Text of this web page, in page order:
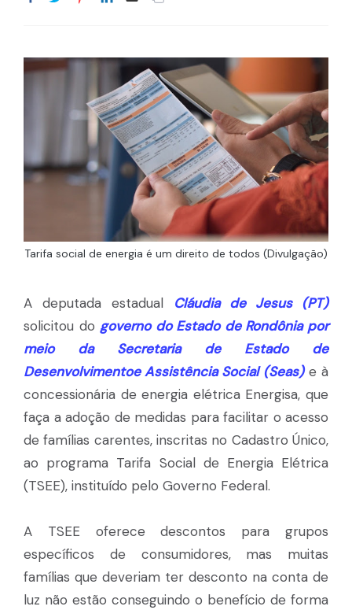
Tarifa social de energia é um direito de todos (Divulgação)
A deputada estadual Cláudia de Jesus (PT)
solicitou do governo do Estado de Rondônia por
meio da Secretaria de Estado de
Desenvolvimentoe Assistência Social (Seas)e à
concessionária de energia elétrica Energisa, que
faça a adoção de medidas para facilitar o acesso
de famílias carentes, inscritas no Cadastro Único,
ao programa Tarifa Social de Energia Elétrica
(TSEE), instituído pelo Governo Federal.
A TSEE oferece descontos para grupos
específicos de consumidores, mas muitas
famílias que deveriam ter desconto na conta de
luz não estão conseguindo o benefício de forma